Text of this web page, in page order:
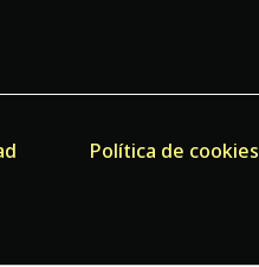
Política de cookies